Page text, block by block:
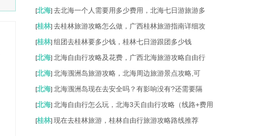
[北海] 去北海一个人需要用多少费用，北海七日游旅游多
[桂林] 去桂林旅游攻略怎么做，广西桂林旅游指南详细攻
[桂林] 组团去桂林要多少钱，桂林七日游跟团多少钱
[北海] 北海自由行攻略及花费，广西北海旅游攻略自由行
[北海] 北海涠洲岛旅游攻略，北海周边旅游景点攻略,可
[北海] 北海涠洲岛现在去安全吗？有影响没有?还需要隔
[北海] 北海自由行怎么玩，北海3天自由行攻略（线路+费用
[桂林] 现在去桂林旅游，桂林自由行旅游攻略路线推荐